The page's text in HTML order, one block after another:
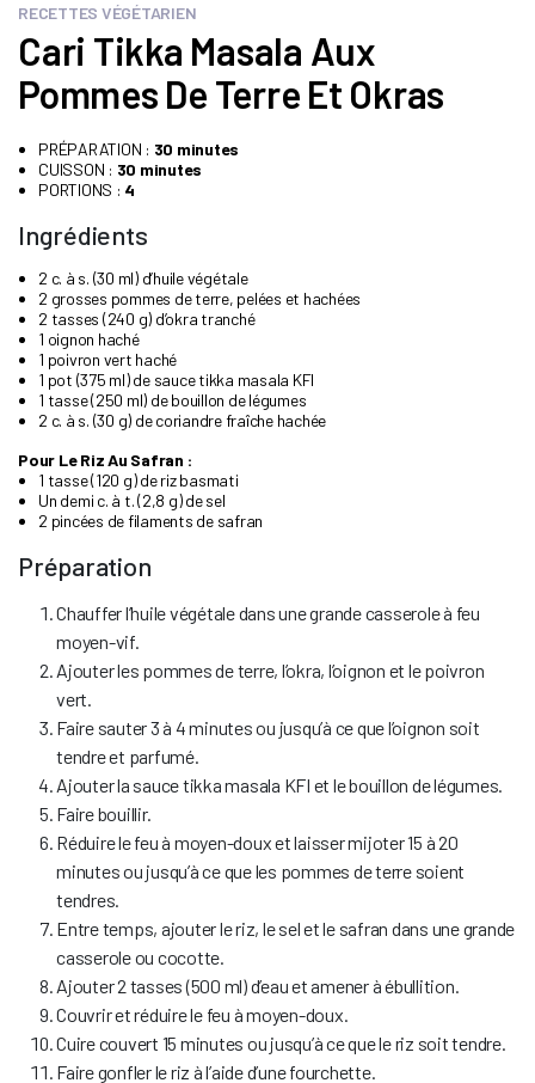
RECETTES VÉGÉTARIEN
Cari Tikka Masala Aux
Pommes De Terre Et Okras
PRÉPARATION : 30 minutes
CUISSON : 30 minutes
PORTIONS : 4
Ingrédients
2 c. à s. (30 ml) d’huile végétale
2 grosses pommes de terre, pelées et hachées
2 tasses (240 g) d’okra tranché
1 oignon haché
1 poivron vert haché
1 pot (375 ml) de sauce tikka masala KFI
1 tasse (250 ml) de bouillon de légumes
2 c. à s. (30 g) de coriandre fraîche hachée
Pour Le Riz Au Safran :
1 tasse (120 g) de riz basmati
Un demi c. à t. (2,8 g) de sel
2 pincées de filaments de safran
Préparation
Chauffer l’huile végétale dans une grande casserole à feu
moyen-vif.
Ajouter les pommes de terre, l’okra, l’oignon et le poivron
vert.
Faire sauter 3 à 4 minutes ou jusqu’à ce que l’oignon soit
tendre et parfumé.
Ajouter la sauce tikka masala KFI et le bouillon de légumes.
Faire bouillir.
Réduire le feu à moyen-doux et laisser mijoter 15 à 20
minutes ou jusqu’à ce que les pommes de terre soient
tendres.
Entre temps, ajouter le riz, le sel et le safran dans une grande
casserole ou cocotte.
Ajouter 2 tasses (500 ml) d’eau et amener à ébullition.
Couvrir et réduire le feu à moyen-doux.
Cuire couvert 15 minutes ou jusqu’à ce que le riz soit tendre.
Faire gonfler le riz à l’aide d’une fourchette.